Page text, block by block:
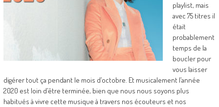
playlist, mais
avec 75 titres il
était
probablement
temps de la
boucler pour
vous laisser
digérer tout ça pendant le mois d’octobre. Et musicalement l’année
2020 est loin d’être terminée, bien que nous nous soyons plus
habitués à vivre cette musique à travers nos écouteurs et nos